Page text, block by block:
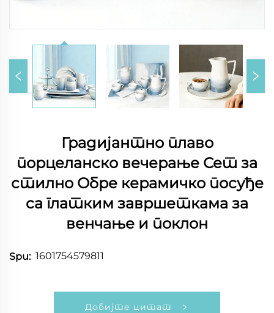
Градијантно плаво
порцеланско вечерање Сет за
стилно Обре керамичко посуђе
са глатким завршеткама за
венчање и поклон
Spu: 1601754579811
Добијте цитат